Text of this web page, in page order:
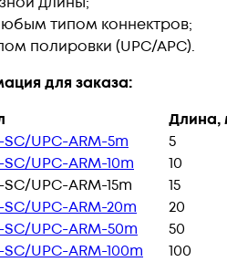
типом коннектров;
полировки (UPC/APC).
для заказа:
Длина,
SC/UPC-ARM-5m
5
SC/UPC-ARM-10m
10
UPC-ARM-15m
15
SC/UPC-ARM-20m
20
SC/UPC-ARM-50m
50
SC/UPC-ARM-100m
100